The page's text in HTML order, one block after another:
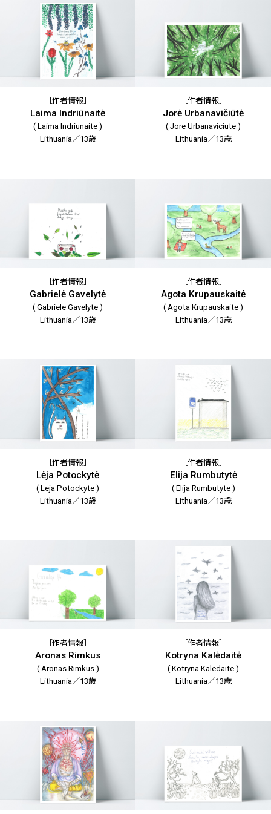
［作者情報］
Laima Indriūnaitė
( Laima Indriunaite )
Lithuania／13歳
［作者情報］
Jorė Urbanavičiūtė
( Jore Urbanaviciute )
Lithuania／13歳
［作者情報］
Gabrielė Gavelytė
( Gabriele Gavelyte )
Lithuania／13歳
［作者情報］
Agota Krupauskaitė
( Agota Krupauskaite )
Lithuania／13歳
［作者情報］
Lėja Potockytė
( Leja Potockyte )
Lithuania／13歳
［作者情報］
Elija Rumbutytė
( Elija Rumbutyte )
Lithuania／13歳
［作者情報］
Aronas Rimkus
( Aronas Rimkus )
Lithuania／13歳
［作者情報］
Kotryna Kalėdaitė
( Kotryna Kaledaite )
Lithuania／13歳